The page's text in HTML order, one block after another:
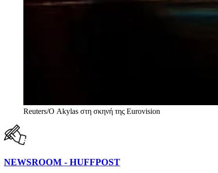
Reuters/Ο Akylas στη σκηνή της Eurovision
NEWSROOM - HUFFPOST